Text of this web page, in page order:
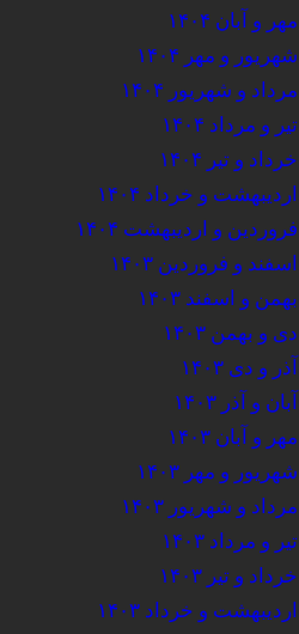
مهر و آبان ۱۴۰۴
شهریور و مهر ۱۴۰۴
مرداد و شهریور ۱۴۰۴
تیر و مرداد ۱۴۰۴
خرداد و تیر ۱۴۰۴
اردیبهشت و خرداد ۱۴۰۴
فروردین و اردیبهشت ۱۴۰۴
اسفند و فروردین ۱۴۰۳
بهمن و اسفند ۱۴۰۳
دی و بهمن ۱۴۰۳
آذر و دی ۱۴۰۳
آبان و آذر ۱۴۰۳
مهر و آبان ۱۴۰۳
شهریور و مهر ۱۴۰۳
مرداد و شهریور ۱۴۰۳
تیر و مرداد ۱۴۰۳
خرداد و تیر ۱۴۰۳
اردیبهشت و خرداد ۱۴۰۳